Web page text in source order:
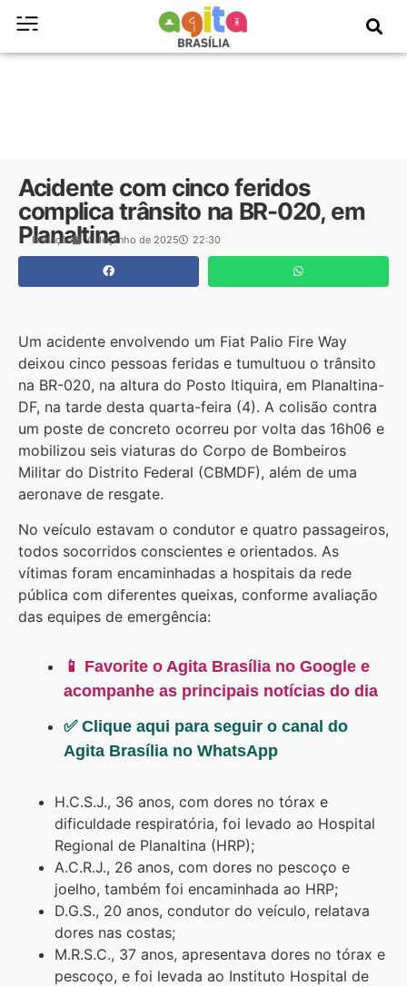
Acidente com cinco feridos
complica trânsito na BR-020, em
Planaltina
Redação 4 de junho de 2025 22:30
Um acidente envolvendo um Fiat Palio Fire Way
deixou cinco pessoas feridas e tumultuou o trânsito
na BR-020, na altura do Posto Itiquira, em Planaltina-
DF, na tarde desta quarta-feira (4). A colisão contra
um poste de concreto ocorreu por volta das 16h06 e
mobilizou seis viaturas do Corpo de Bombeiros
Militar do Distrito Federal (CBMDF), além de uma
aeronave de resgate.
No veículo estavam o condutor e quatro passageiros,
todos socorridos conscientes e orientados. As
vítimas foram encaminhadas a hospitais da rede
pública com diferentes queixas, conforme avaliação
das equipes de emergência:
📱 Favorite o Agita Brasília no Google e
acompanhe as principais notícias do dia
✅ Clique aqui para seguir o canal do
Agita Brasília no WhatsApp
H.C.S.J., 36 anos, com dores no tórax e
dificuldade respiratória, foi levado ao Hospital
Regional de Planaltina (HRP);
A.C.R.J., 26 anos, com dores no pescoço e
joelho, também foi encaminhada ao HRP;
D.G.S., 20 anos, condutor do veículo, relatava
dores nas costas;
M.R.S.C., 37 anos, apresentava dores no tórax e
pescoço, e foi levada ao Instituto Hospital de